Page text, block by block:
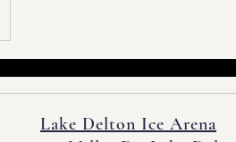
Lake Delton Ice Arena